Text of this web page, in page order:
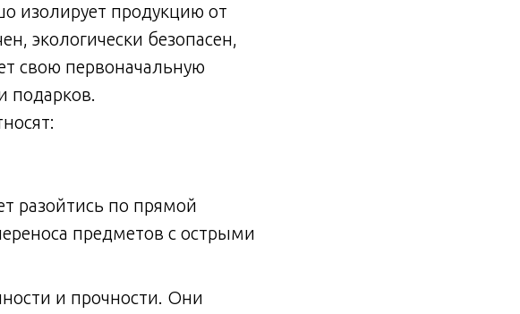
изолирует продукцию от
экологически безопасен,
свою первоначальную
подарков.
разойтись по прямой
предметов с острыми
и прочности. Они